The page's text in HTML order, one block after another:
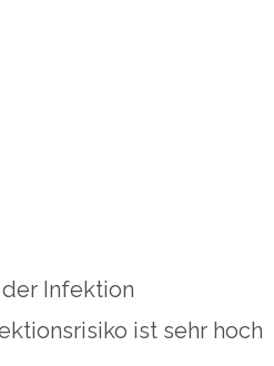
Infektion
ist sehr hoch